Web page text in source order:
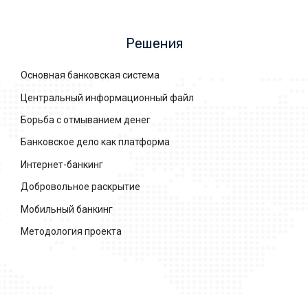
Решения
Основная банковская система
Центральный информационный файл
Борьба с отмыванием денег
Банковское дело как платформа
Интернет-банкинг
Добровольное раскрытие
Мобильный банкинг
Методология проекта